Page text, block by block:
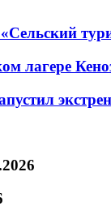
лагере